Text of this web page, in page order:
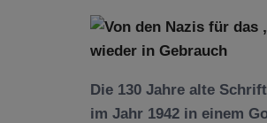
Die 130 Jahre alte
im Jahr 1942 in einem